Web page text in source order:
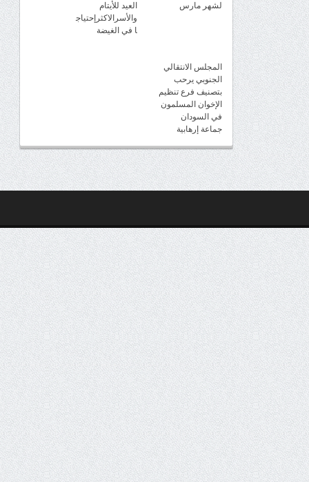
لشهر مارس
العيد للأيتام
والأسرالاكثرإحتياج
ا في الغيضة
المجلس الانتقالي
الجنوبي يرحب
بتصنيف فرع تنظيم
الإخوان المسلمون
في السودان
جماعة إرهابية